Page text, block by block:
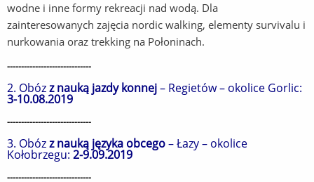
wodne i inne formy rekreacji nad wodą. Dla
zainteresowanych zajęcia nordic walking, elementy survivalu i
nurkowania oraz trekking na Połoninach.
------------------------------
2. Obózz nauką jazdy konnej– Regietów – okolice Gorlic:
3-10.08.2019
------------------------------
3. Obózz nauką języka obcego– Łazy – okolice
Kołobrzegu: 2-9.09.2019
------------------------------